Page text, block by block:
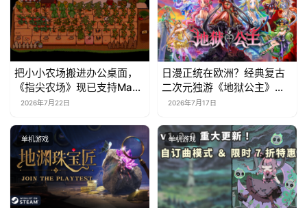
把小小农场搬进办公桌面，
《指尖农场》现已支持Mac
系统！
2026年7月22日
日漫正统在欧洲？经典复古
二次元独游《地狱公主》现
已EA上线
2026年7月17日
单机游戏 单机游戏